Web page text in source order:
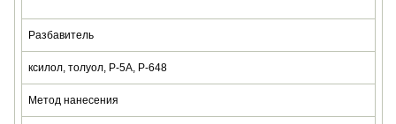
Разбавитель
ксилол, толуол, Р-5А, Р-648
Метод нанесения